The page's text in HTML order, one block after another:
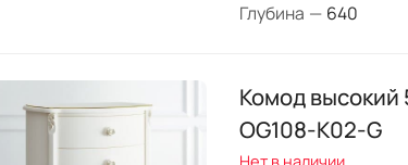
Глубина — 640
Комод высокий
OG108-K02-G
Нет в наличии